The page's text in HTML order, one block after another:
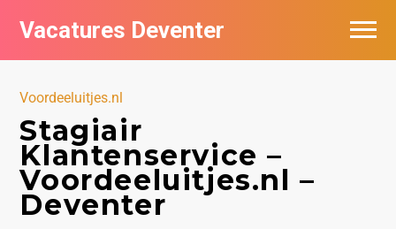
Vacatures Deventer
Voordeeluitjes.nl
Stagiair
Klantenservice –
Voordeeluitjes.nl –
Deventer
Vacatures per bedrijf in Deventer
De populairste vacatures in Deventer
Nieuwsbrief feed